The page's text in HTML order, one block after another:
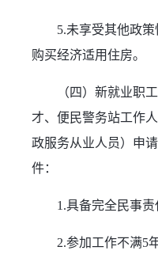
5.未享受其他政
购买经济适用住房。
（四）新就业职
才、便民警务站工作
政服务从业人员）申
件：
1.具备完全民事责
2.参加工作不满5年